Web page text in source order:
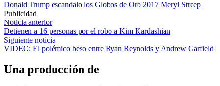
Donald Trump escandalo los Globos de Oro 2017 Meryl Streep
Publicidad
Navegación
de
entradas
Noticia anterior
Detienen a 16 personas por el robo a Kim Kardashian
Siguiente noticia
VIDEO: El polémico beso entre Ryan Reynolds y Andrew Garfield
Una producción de